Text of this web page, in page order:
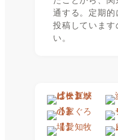
通する。定期
投稿しています
い。